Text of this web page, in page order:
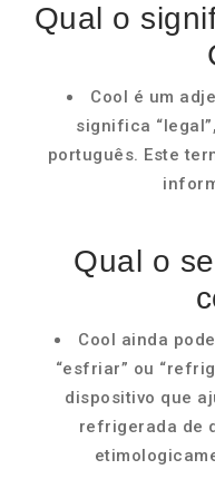
Qual o
Cool é um
significa
português. Este
Qual o
Cool ainda
“esfriar” ou
dispositivo que
refrigerada de